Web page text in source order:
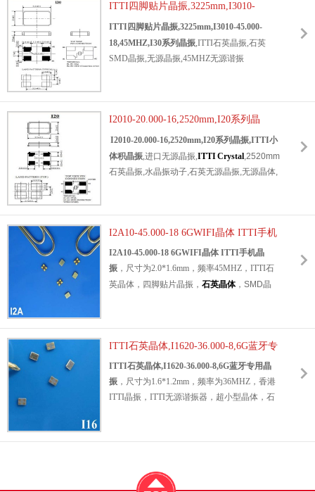
晶振,便携式设备晶振,蓝牙应用晶振,多媒体设
备晶振,计算机存储卡晶振,W-LAN应用晶振.
ITTI四脚贴片晶振,3225mm,I3010-
45.000-18,45MHZ,I30系列晶振
ITTI四脚贴片晶振,3225mm,I3010-45.000-
18,45MHZ,I30系列晶振,ITTI石英晶振,石英
SMD晶振,无源晶振,45MHZ无源谐振
振,高性能晶振,数字音频晶振,移动设备晶振,数
码相机晶振,健身设备晶振,办公自动化晶振,娱
乐系统晶振.
I2010-20.000-16,2520mm,I20系列晶
振,ITTI小体积晶振
I2010-20.000-16,2520mm,I20系列晶振,ITTI小
体积晶振,进口无源晶振,ITTI Crystal,2520mm
石英晶振,水晶振动子,石英无源晶振,无源晶体,
振,低损耗晶振,轻薄晶振,高可靠晶振,高性能晶
振,蓝牙音响晶振,智能手机晶振,GPS定位系统
晶振,网络设备晶振,智能穿戴晶振,视听设备晶
振.
I2A10-45.000-18 6GWIFI晶体 ITTI手机
晶振
I2A10-45.000-18 6GWIFI晶体 ITTI手机晶
振 ，尺寸为2.0*1.6mm，频率45MHZ，ITTI石
英晶体，四脚贴片晶振， 石英晶体，SMD晶
耗无源晶体，高精度石英晶振，高品质贴片晶
振，移动电话贴片晶振，可穿戴设备专用晶
振，以太网专用晶振，仪器仪表晶振，蓝牙专
用晶振，GPS全球定位晶振，产品具备低损耗
高精度的特点.适合用于蓝牙，GPS，移动电
定性,高可靠性的石英晶体,晶振外观本身使用
采用编带包装,外包装采用朔胶盘,可在自动贴
片机上对应自动贴装等优势.
ITTI石英晶体,I1620-36.000-8,6G蓝牙专
用晶振
ITTI石英晶体,I1620-36.000-8,6G蓝牙专用晶
振 ，尺寸为1.6*1.2mm，频率为36MHZ，香港
ITTI晶振，ITTI无源谐振器，超小型晶体，石
石英晶振，SMD石英晶体，四脚贴片晶振，水
振，智能家居晶振，小型设备晶振，蓝牙音响